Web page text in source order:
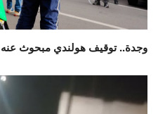
وجدة.. توقيف هولندي مبحوث عنه